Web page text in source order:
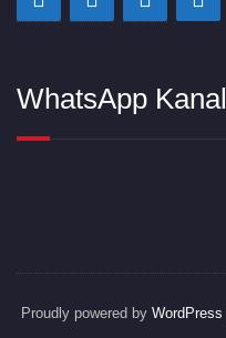
WhatsApp Kanal
Proudly powered by WordPress